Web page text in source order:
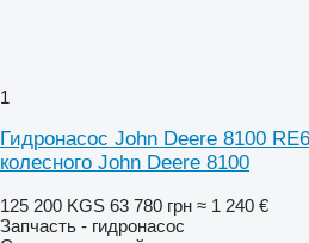
1
Гидронасос John Deere 8100
колесного John Deere 8100
125 200 KGS 63 780 грн ≈ 1 240 €
Запчасть - гидронасос